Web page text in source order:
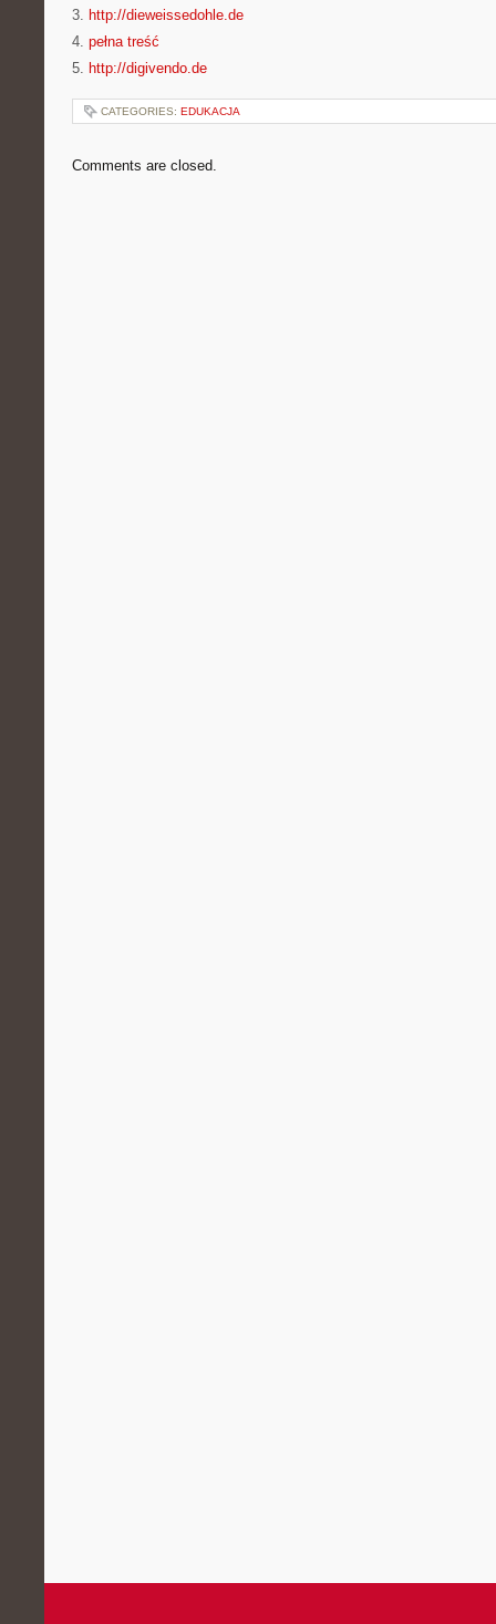
3. http://dieweissedohle.de
4. pełna treść
5. http://digivendo.de
CATEGORIES: EDUKACJA
Comments are closed.